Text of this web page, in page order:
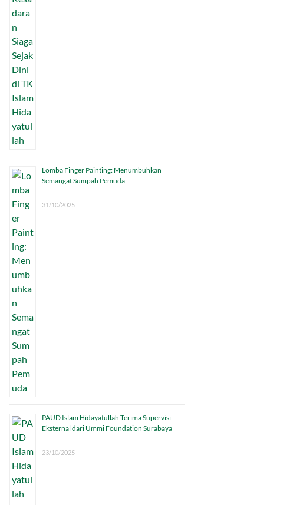
Lomba Finger Painting: Menumbuhkan
Semangat Sumpah Pemuda
31/10/2025
PAUD Islam Hidayatullah Terima Supervisi
Eksternal dari Ummi Foundation Surabaya
23/10/2025